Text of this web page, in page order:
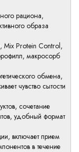
рациона,
образа
Mix Protein Control,
макросорб
обмена,
чувство сытости
сочетание
удобный формат
включает прием
в течение